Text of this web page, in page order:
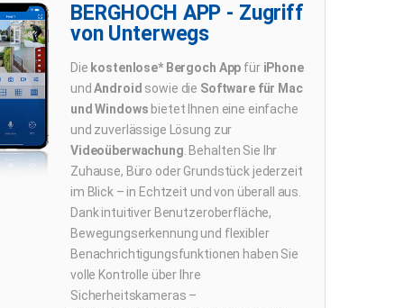
BERGHOCH APP - Zugriff
von Unterwegs
Die kostenlose* Bergoch App für iPhone
undAndroid sowie die Software für Mac
und Windows bietet Ihnen eine einfache
und zuverlässige Lösung zur
Videoüberwachung . Behalten Sie Ihr
Zuhause, Büro oder Grundstück jederzeit
im Blick – in Echtzeit und von überall aus.
Dank intuitiver Benutzeroberfläche,
Bewegungserkennung und flexibler
Benachrichtigungsfunktionen haben Sie
volle Kontrolle über Ihre
Sicherheitskameras –